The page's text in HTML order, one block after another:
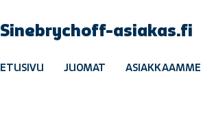
Sinebrychoff-asiakas.fi
ETUSIVU JUOMAT ASIAKKAAMME